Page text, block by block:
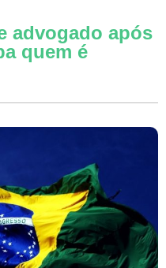
advogado após
quem é